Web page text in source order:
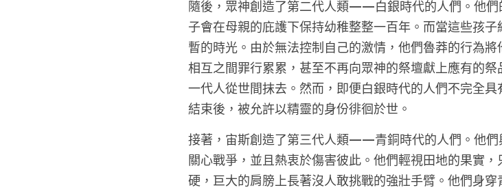
隨後，眾神創造了第二代人類——白銀時代的人們。他
子會在母親的庇護下保持幼稚整整一百年。而當這些孩
暫的時光。由於無法控制自己的激情，他們魯莽的行為
相互之間罪行累累，甚至不再向眾神的祭壇獻上應有的
一代人從世間抹去。然而，即便白銀時代的人們不完全
結束後，被允許以精靈的身份徘徊於世。
接著，宙斯創造了第三代人類——青銅時代的人們。他們
關心戰爭，並且熱衷於傷害彼此。他們輕視田地的果實
硬，巨大的肩膀上長著沒人敢挑戰的強壯手臂。他們身